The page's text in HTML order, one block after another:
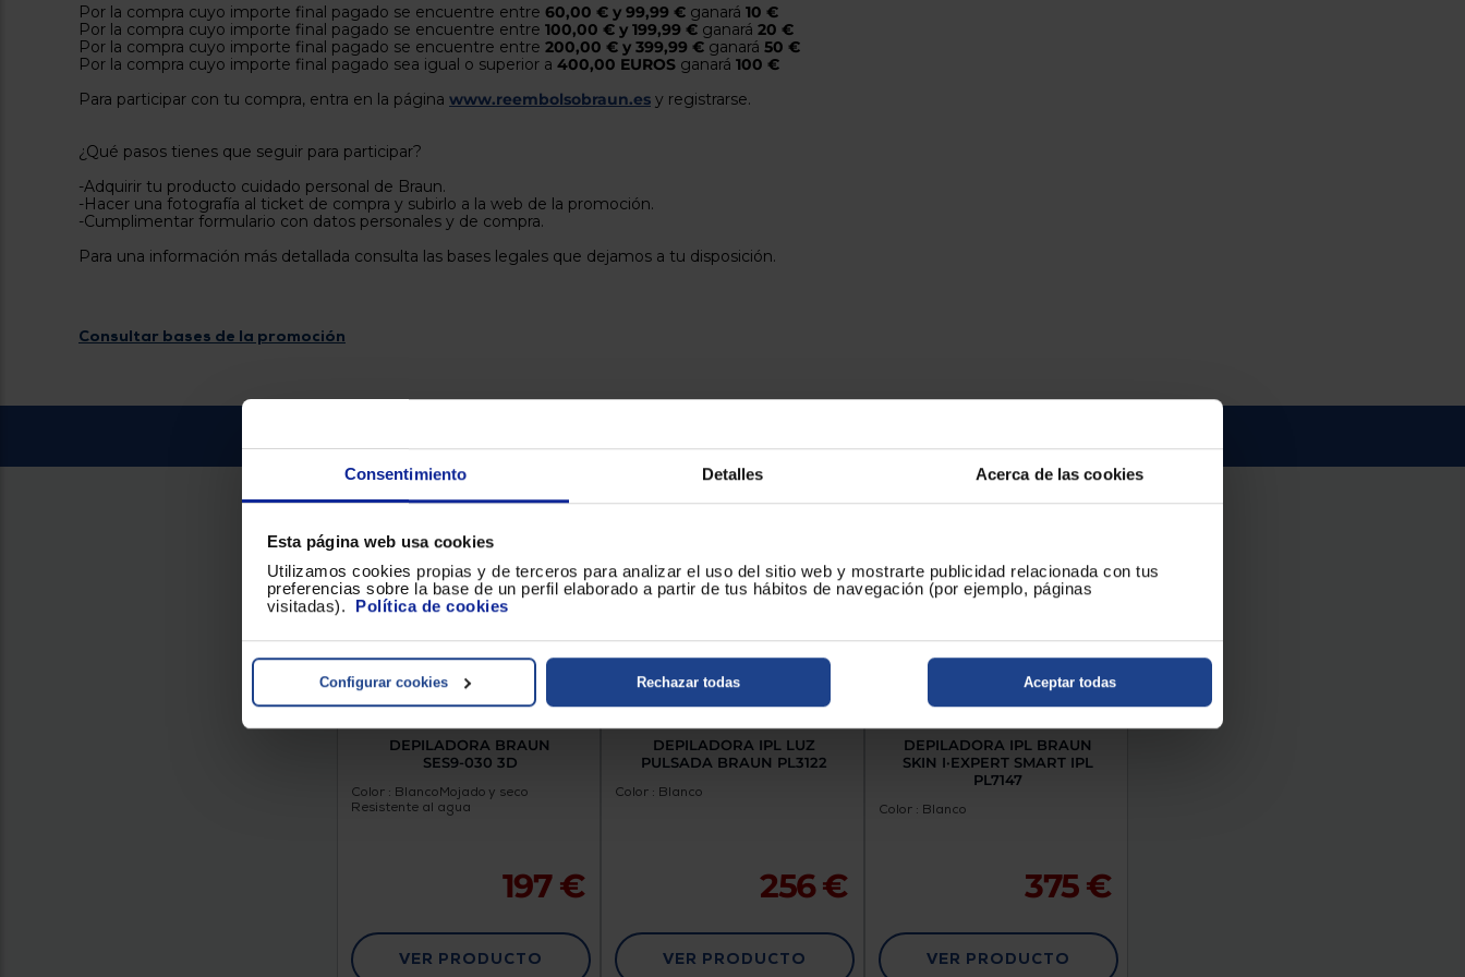
Consentimiento Detalles Acerca de las cookies
Esta página web usa cookies
Utilizamos cookies propias y de terceros para analizar el uso del sitio web y mostrarte publicidad relacionada con tus
preferencias sobre la base de un perfil elaborado a partir de tus hábitos de navegación (por ejemplo, páginas
visitadas). Política de cookies
Rechazar todas
Configurar cookies Aceptar todas
Por la compra cuyo importe final pagado se encuentre entre 60,00 € y 99,99 € ganará 10 €
Por la compra cuyo importe final pagado se encuentre entre 100,00 € y 199,99 € ganará 20 €
Por la compra cuyo importe final pagado se encuentre entre 200,00 € y 399,99 € ganará 50 €
Por la compra cuyo importe final pagado sea igual o superior a 400,00 EUROS ganará 100 €
Para participar con tu compra, entra en la página www.reembolsobraun.es y registrarse.
¿Qué pasos tienes que seguir para participar?
-Adquirir tu producto cuidado personal de Braun.
-Hacer una fotografía al ticket de compra y subirlo a la web de la promoción.
-Cumplimentar formulario con datos personales y de compra.
Para una información más detallada consulta las bases legales que dejamos a tu disposición.
Consultar bases de la promoción
DEPILADORA BRAUN
SES9-030 3D
Color : BlancoMojado y seco
Resistente al agua
197 €
VER PRODUCTO
DEPILADORA IPL LUZ
PULSADA BRAUN PL3122
Color : Blanco
256 €
VER PRODUCTO
DEPILADORA IPL BRAUN
SKIN I·EXPERT SMART IPL
PL7147
Color : Blanco
375 €
VER PRODUCTO